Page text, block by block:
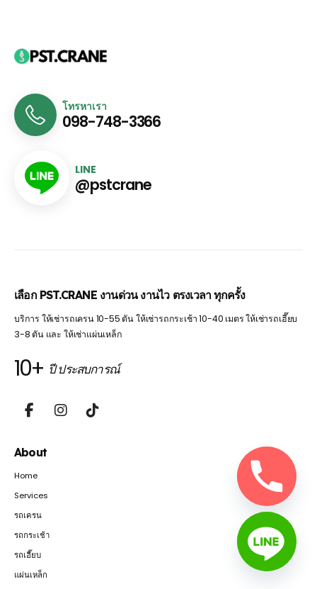
โทรหาเรา
098-748-3366
LINE
@pstcrane
เลือก PST.CRANE งานด่วน งานไว ตรงเวลา ทุกครั้ง
บริการ ให้เช่ารถเครน 10-55 ตัน ให้เช่ารถกระเช้า 10-40 เมตร ให้เช่ารถเฮี๊ยบ
3-8 ตัน และ ให้เช่าแผ่นเหล็ก
10+ ปี ประสบการณ์
About
Home
Services
รถเครน
รถกระเช้า
รถเฮี๊ยบ
แผ่นเหล็ก